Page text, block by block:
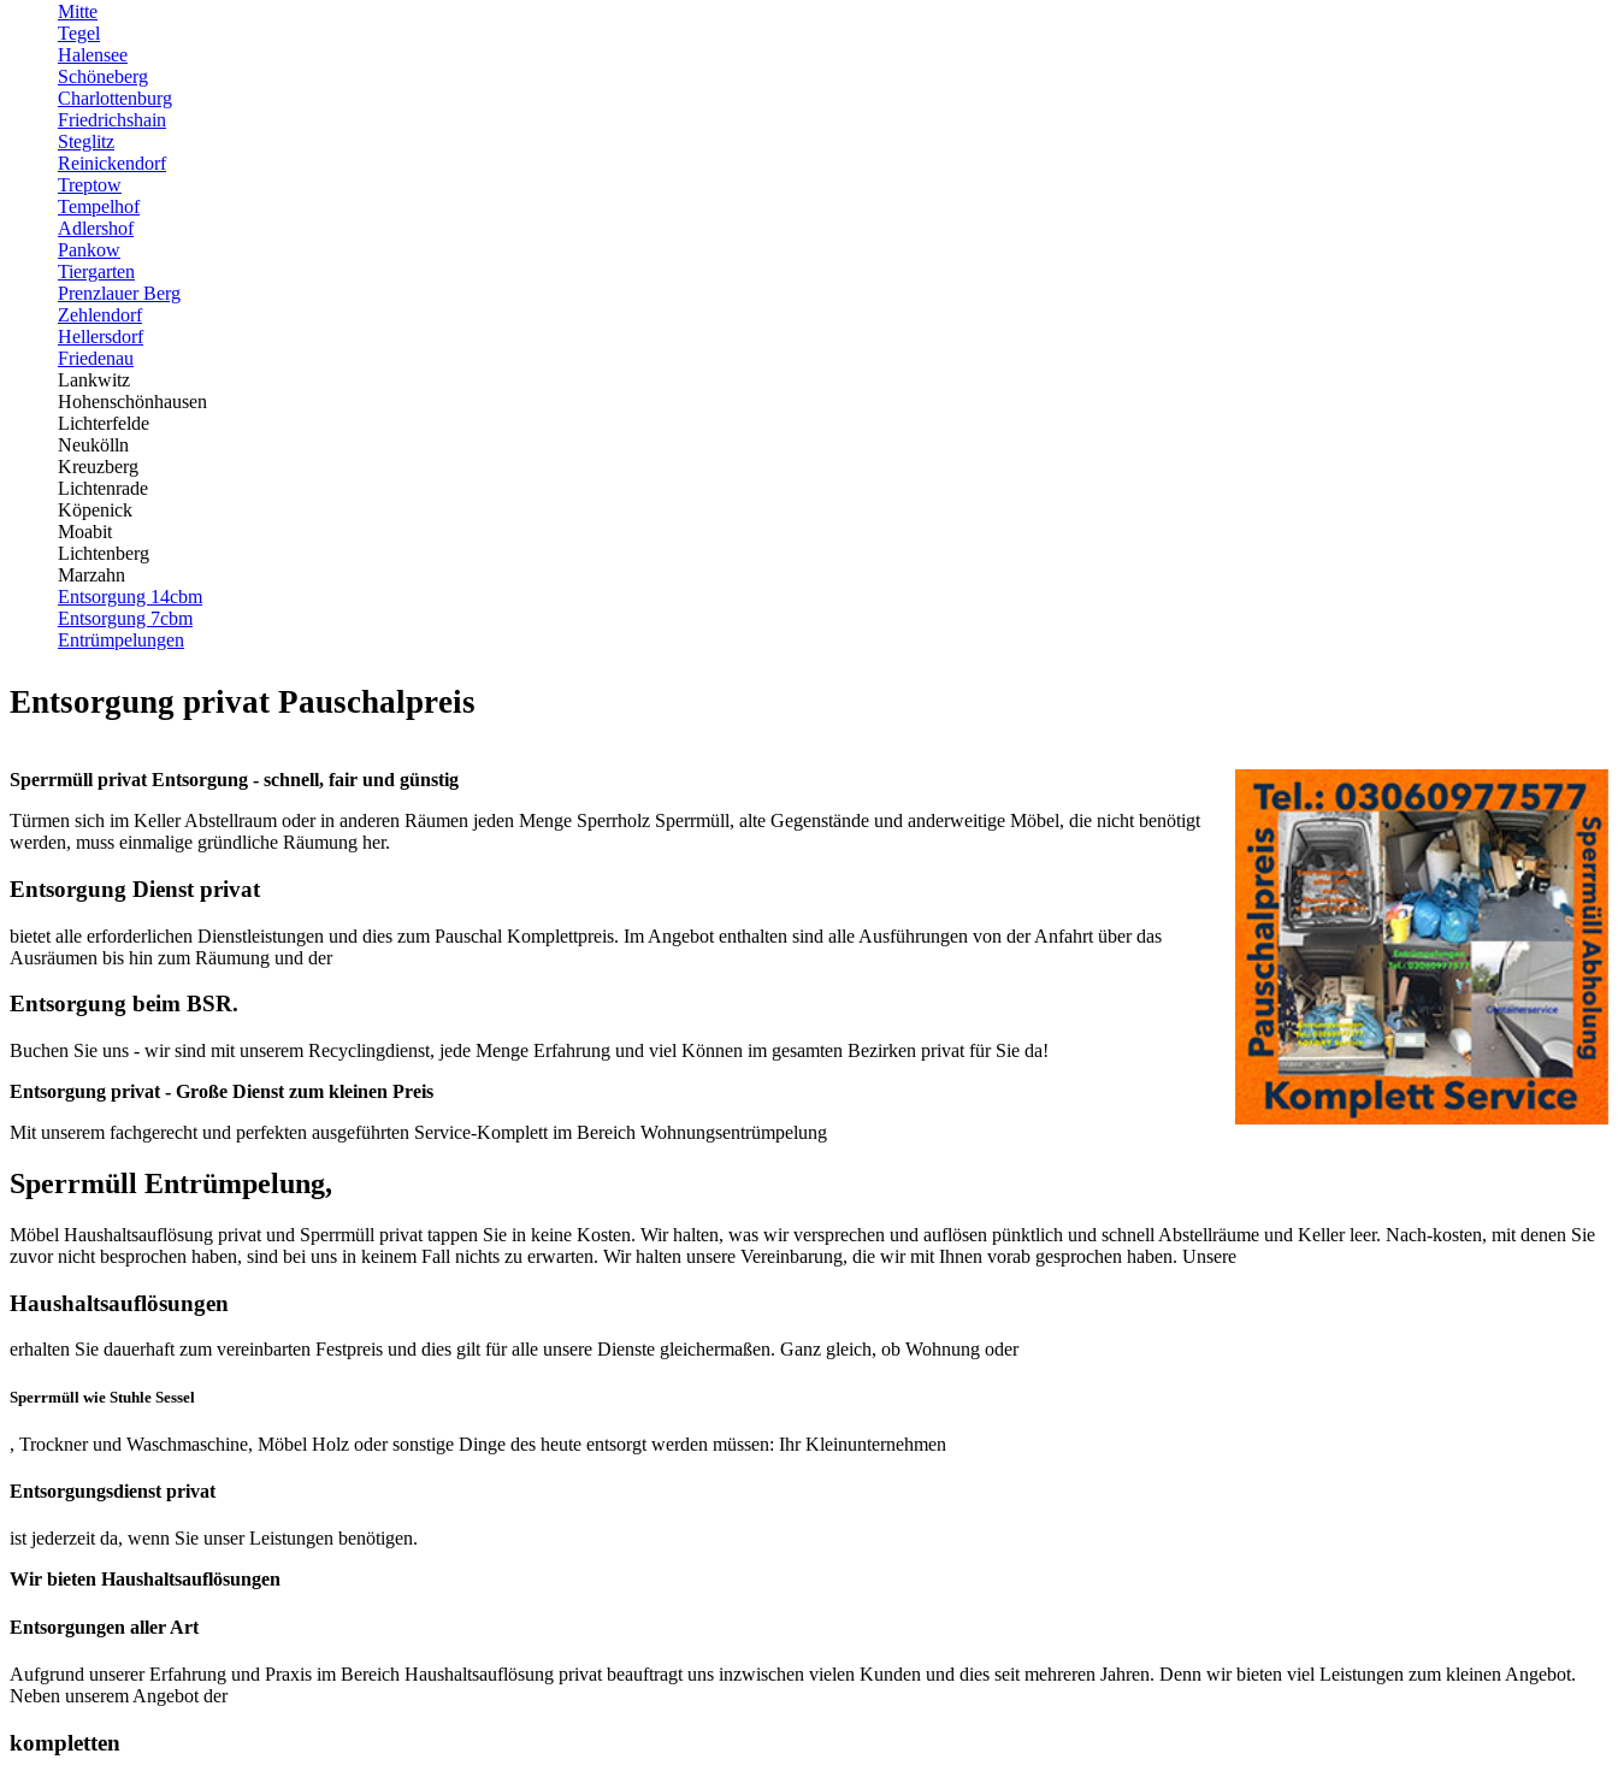
Mitte
Tegel
Halensee
Schöneberg
Charlottenburg
Friedrichshain
Steglitz
Reinickendorf
Treptow
Tempelhof
Adlershof
Pankow
Tiergarten
Prenzlauer Berg
Zehlendorf
Hellersdorf
Friedenau
Lankwitz
Hohenschönhausen
Lichterfelde
Neukölln
Kreuzberg
Lichtenrade
Köpenick
Moabit
Lichtenberg
Marzahn
Entsorgung 14cbm
Entsorgung 7cbm
Entrümpelungen
Entsorgung privat Pauschalpreis
Sperrmüll privat Entsorgung - schnell, fair und günstig
Türmen sich im Keller Abstellraum oder in anderen Räumen jeden Menge Sperrholz Sperrmüll, alte Gegenstände und anderweitige Möbel, die nicht benötigt
werden, muss einmalige gründliche Räumung her.
Entsorgung Dienst privat
bietet alle erforderlichen Dienstleistungen und dies zum Pauschal Komplettpreis. Im Angebot enthalten sind alle Ausführungen von der Anfahrt über das
Ausräumen bis hin zum Räumung und der
Entsorgung beim BSR.
Buchen Sie uns - wir sind mit unserem Recyclingdienst, jede Menge Erfahrung und viel Können im gesamten Bezirken privat für Sie da!
Entsorgung privat - Große Dienst zum kleinen Preis
Mit unserem fachgerecht und perfekten ausgeführten Service-Komplett im Bereich Wohnungsentrümpelung
Sperrmüll Entrümpelung,
Möbel Haushaltsauflösung privat und Sperrmüll privat tappen Sie in keine Kosten. Wir halten, was wir versprechen und auflösen pünktlich und schnell Abstellräume und Keller leer. Nach-kosten, mit denen Sie
zuvor nicht besprochen haben, sind bei uns in keinem Fall nichts zu erwarten. Wir halten unsere Vereinbarung, die wir mit Ihnen vorab gesprochen haben. Unsere
Haushaltsauflösungen
erhalten Sie dauerhaft zum vereinbarten Festpreis und dies gilt für alle unsere Dienste gleichermaßen. Ganz gleich, ob Wohnung oder
Sperrmüll wie Stuhle Sessel
, Trockner und Waschmaschine, Möbel Holz oder sonstige Dinge des heute entsorgt werden müssen: Ihr Kleinunternehmen
Entsorgungsdienst privat
ist jederzeit da, wenn Sie unser Leistungen benötigen.
Wir bieten Haushaltsauflösungen
Entsorgungen aller Art
Aufgrund unserer Erfahrung und Praxis im Bereich Haushaltsauflösung privat beauftragt uns inzwischen vielen Kunden und dies seit mehreren Jahren. Denn wir bieten viel Leistungen zum kleinen Angebot.
Neben unserem Angebot der
kompletten